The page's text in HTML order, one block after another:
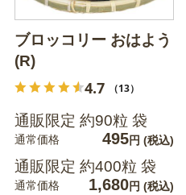
ブロッコリー おはよう
(R)
4.7 （13）
通販限定 約90粒 袋
通常価格 495円 (税込)
通販限定 約400粒 袋
通常価格 1,680円 (税込)